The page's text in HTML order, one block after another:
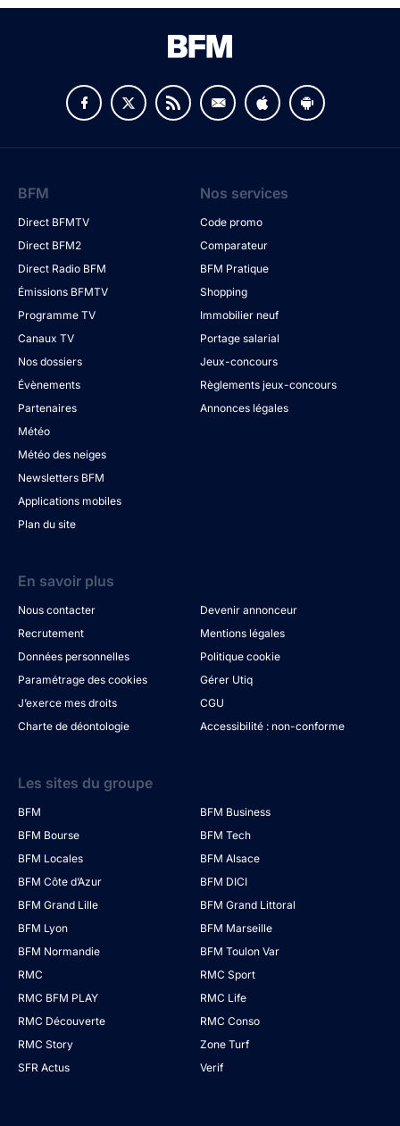
BFM
Direct BFMTV
Direct BFM2
Direct Radio BFM
Émissions BFMTV
Programme TV
Canaux TV
Nos dossiers
Évènements
Partenaires
Météo
Météo des neiges
Newsletters BFM
Applications mobiles
Plan du site
Nos services
Code promo
Comparateur
BFM Pratique
Shopping
Immobilier neuf
Portage salarial
Jeux-concours
Règlements jeux-concours
Annonces légales
En savoir plus
Nous contacter
Devenir annonceur
Recrutement
Mentions légales
Données personnelles
Politique cookie
Paramétrage des cookies
Gérer Utiq
J’exerce mes droits
CGU
Charte de déontologie
Accessibilité : non-conforme
Les sites du groupe
BFM
BFM Business
BFM Bourse
BFM Tech
BFM Locales
BFM Alsace
BFM Côte d’Azur
BFM DICI
BFM Grand Lille
BFM Grand Littoral
BFM Lyon
BFM Marseille
BFM Normandie
BFM Toulon Var
RMC
RMC Sport
RMC BFM PLAY
RMC Life
RMC Découverte
RMC Conso
RMC Story
Zone Turf
SFR Actus
Verif